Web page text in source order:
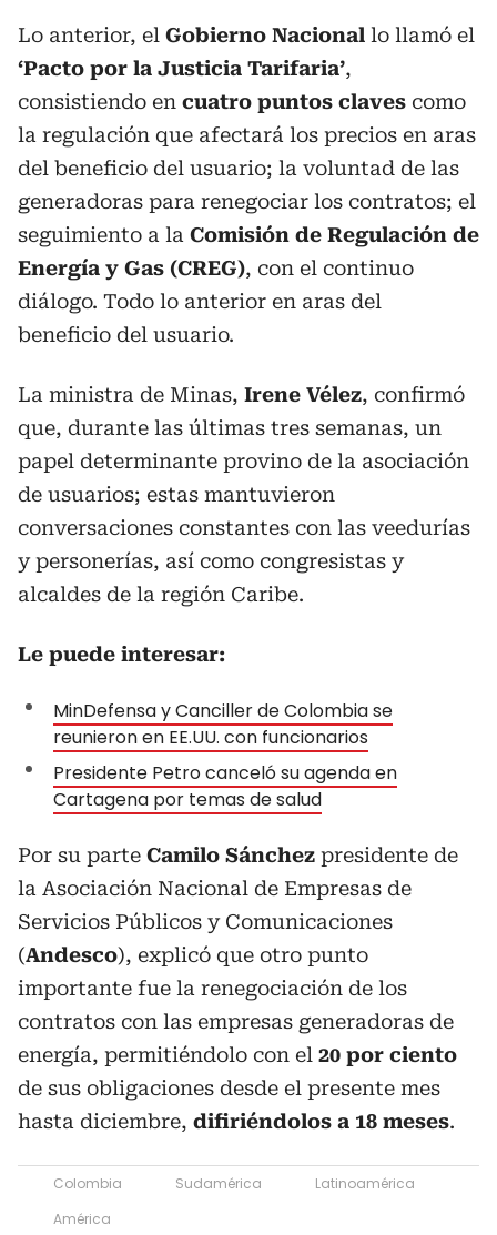
Lo anterior, el Gobierno Nacional lo llamó el
‘Pacto por la Justicia Tarifaria’,
consistiendo en cuatro puntos claves como
la regulación que afectará los precios en aras
del beneficio del usuario; la voluntad de las
generadoras para renegociar los contratos; el
seguimiento a la Comisión de Regulación de
Energía y Gas (CREG), con el continuo
diálogo. Todo lo anterior en aras del
beneficio del usuario.
La ministra de Minas, Irene Vélez, confirmó
que, durante las últimas tres semanas, un
papel determinante provino de la asociación
de usuarios; estas mantuvieron
conversaciones constantes con las veedurías
y personerías, así como congresistas y
alcaldes de la región Caribe.
Le puede interesar:
MinDefensa y Canciller de Colombia se
reunieron en EE.UU. con funcionarios
Presidente Petro canceló su agenda en
Cartagena por temas de salud
Por su parte Camilo Sánchez presidente de
la Asociación Nacional de Empresas de
Servicios Públicos y Comunicaciones
(Andesco), explicó que otro punto
importante fue la renegociación de los
contratos con las empresas generadoras de
energía, permitiéndolo con el 20 por ciento
de sus obligaciones desde el presente mes
hasta diciembre, difiriéndolos a 18 meses.
Colombia Sudamérica
Latinoamérica
América